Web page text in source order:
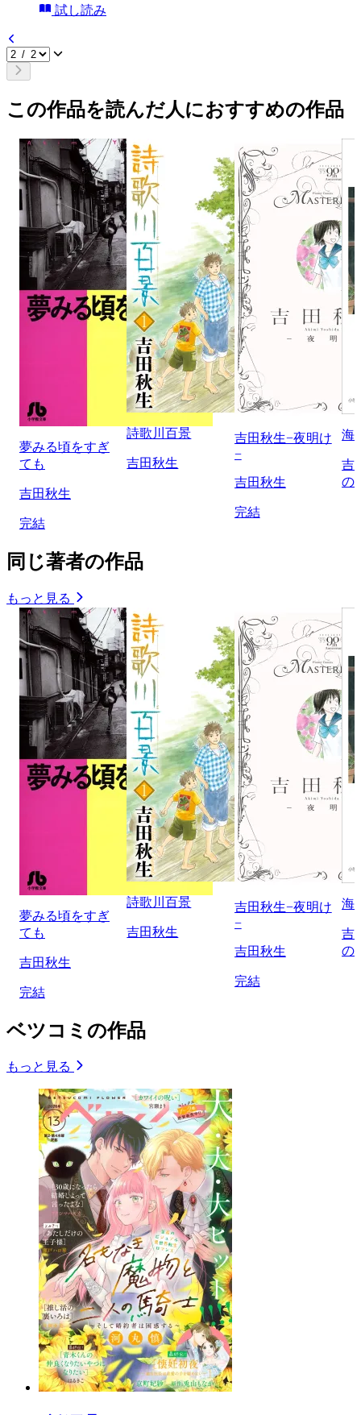
試し読み
この作品を読んだ人におすすめの作品
夢みる頃をすぎ
ても
吉田秋生
完結
詩歌川百景
吉田秋生
吉田秋生−夜明け
−
吉田秋生
完結
海
吉
の
同じ著者の作品
もっと見る
夢みる頃をすぎ
ても
吉田秋生
完結
詩歌川百景
吉田秋生
吉田秋生−夜明け
−
吉田秋生
完結
海
吉
の
ベツコミの作品
もっと見る